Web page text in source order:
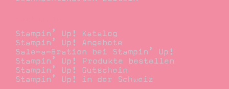
Stampin’ Up! Katalog
Stampin’ Up! Angebote
Sale-a-Bration bei Stampin’ Up!
Stampin’ Up! Produkte bestellen
Stampin’ Up! Gutschein
Stampin’ Up! in der Schweiz